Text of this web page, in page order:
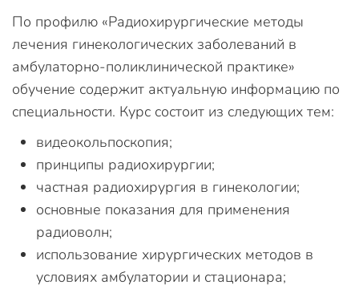
По профилю «Радиохирургические методы
лечения гинекологических заболеваний в
амбулаторно-поликлинической практике»
обучение содержит актуальную информацию по
специальности. Курс состоит из следующих тем:
видеокольпоскопия;
принципы радиохирургии;
частная радиохирургия в гинекологии;
основные показания для применения
радиоволн;
использование хирургических методов в
условиях амбулатории и стационара;